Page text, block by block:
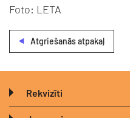
Foto: LETA
Atgriešanās atpakaļ
Rekvizīti